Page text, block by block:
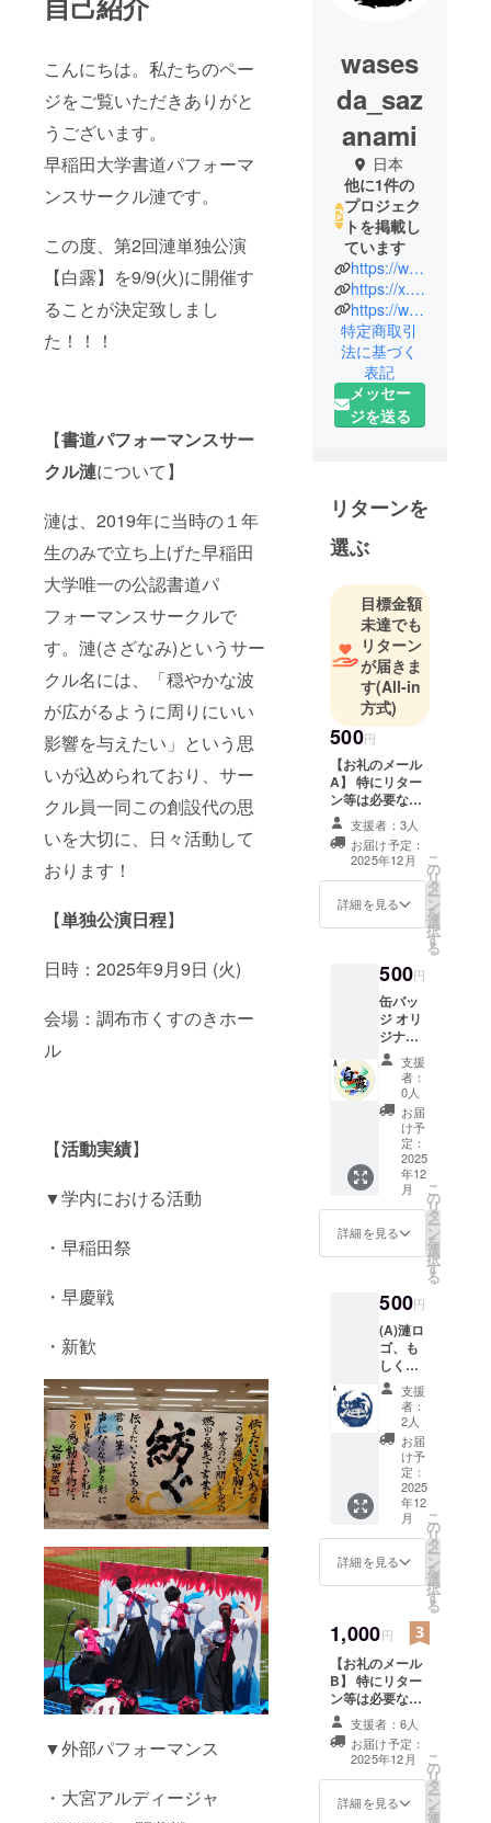
こんにちは。私たちのペー
ジをご覧いただきありがと
うございます。
早稲田大学書道パフォーマ
ンスサークル漣です。
この度、第2回漣単独公演
【白露】を9/9(火)に開催す
ることが決定致しまし
た！！！
【書道パフォーマンスサー
クル漣について】
漣は、2019年に当時の１年
生のみで立ち上げた早稲田
大学唯一の公認書道パ
フォーマンスサークルで
す。漣(さざなみ)というサー
クル名には、「穏やかな波
が広がるように周りにいい
影響を与えたい」という思
いが込められており、サー
クル員一同この創設代の思
いを大切に、日々活動して
おります！
【単独公演日程】
日時：2025年9月9日 (火)
会場：調布市くすのきホー
ル
【活動実績】
▼学内における活動
・早稲田祭
・早慶戦
・新歓
▼外部パフォーマンス
・大宮アルディージャ
wases
da_saz
anami
日本
他に1件の
プロジェク
トを掲載し
ています
https://www.instagram.com/waseda_sazanami/
https://x.com/waseda_sazanami
https://www.youtube.com/channel/UCQLgx_KryboqWoC2bKZnQmQ
特定商取引
法に基づく
表記
メッセー
ジを送る
リターンを
選ぶ
目標金額
未達でも
リターン
が届きま
す(All-in
方式)
500円
【お礼のメール
A】 特にリター
ン等は必要な
い、という方の
ためのプランに
なります。サー
クル員よりお礼
のメールを送ら
せていただきま
いて、1,000円の
りません。
支援者：3人
お届け予定：
2025年12月
詳細を見る
こ
の
リ
タ
ー
ン
を
選
択
す
る
500円
缶バッ
ジ オリ
ジナル
ロゴの
缶バッ
ジをお
渡しい
たしま
す！ 以
下の3種
類より
お選び
くださ
い。
A：単独
公演ロ
漣ロゴ
(シロ)
C：漣ロ
ゴ(クロ)
※商品仕
様：表
面PET
貼り/
バック
パー
ツ：安
全ピ
ン/32m
A/B/Cの
中き
備考欄
にご記
載くだ
さい。
支援
者：
0人
お届
け予
定：
2025
年12
月
詳細を見る
こ
の
リ
タ
ー
ン
を
選
択
す
る
500円
(A)漣ロ
ゴ、も
しくは
(B)単独
公演ロ
ゴをプ
リント
したス
テッ
カーを
お渡し
いたし
ます！
A・Bど
ちらか
ご希望
肢を備
考欄に
ご入力
くださ
い。 ※
サイズ
は
45mm×
45mm
グロス
加工と
支援
者：
2人
お届
け予
定：
2025
年12
月
詳細を見る
こ
の
リ
タ
ー
ン
を
選
択
す
る
1,000円
【お礼のメール
B】 特にリター
ン等は必要な
い、という方の
ためのプランに
なります。サー
クル員よりお礼
のメールを送ら
せていただきま
支援者：6人
お届け予定：
2025年12月
詳細を見る
こ
の
リ
タ
ー
ン
を